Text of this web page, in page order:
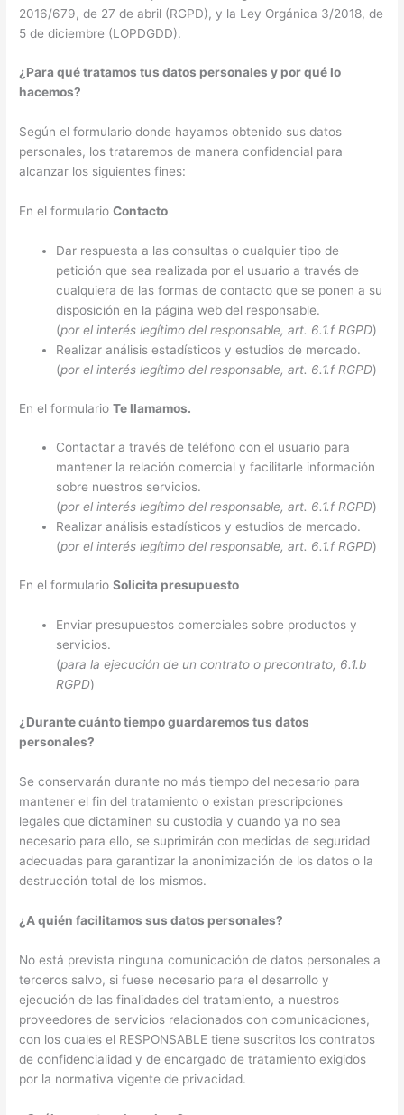
2016/679, de 27 de abril (RGPD), y la Ley Orgánica 3/2018, de
5 de diciembre (LOPDGDD).
¿Para qué tratamos tus datos personales y por qué lo
hacemos?
Según el formulario donde hayamos obtenido sus datos
personales, los trataremos de manera confidencial para
alcanzar los siguientes fines:
En el formularioContacto
Dar respuesta a las consultas o cualquier tipo de
petición que sea realizada por el usuario a través de
cualquiera de las formas de contacto que se ponen a su
disposición en la página web del responsable.
(por el interés legítimo del responsable, art. 6.1.f RGPD)
Realizar análisis estadísticos y estudios de mercado.
(por el interés legítimo del responsable, art. 6.1.f RGPD)
En el formularioTe llamamos.
Contactar a través de teléfono con el usuario para
mantener la relación comercial y facilitarle información
sobre nuestros servicios.
(por el interés legítimo del responsable, art. 6.1.f RGPD)
Realizar análisis estadísticos y estudios de mercado.
(por el interés legítimo del responsable, art. 6.1.f RGPD)
En el formularioSolicita presupuesto
Enviar presupuestos comerciales sobre productos y
servicios.
(para la ejecución de un contrato o precontrato, 6.1.b
RGPD)
¿Durante cuánto tiempo guardaremos tus datos
personales?
Se conservarán durante no más tiempo del necesario para
mantener el fin del tratamiento o existan prescripciones
legales que dictaminen su custodia y cuando ya no sea
necesario para ello, se suprimirán con medidas de seguridad
adecuadas para garantizar la anonimización de los datos o la
destrucción total de los mismos.
¿A quién facilitamos sus datos personales?
No está prevista ninguna comunicación de datos personales a
terceros salvo, si fuese necesario para el desarrollo y
ejecución de las finalidades del tratamiento, a nuestros
proveedores de servicios relacionados con comunicaciones,
con los cuales el RESPONSABLE tiene suscritos los contratos
de confidencialidad y de encargado de tratamiento exigidos
por la normativa vigente de privacidad.